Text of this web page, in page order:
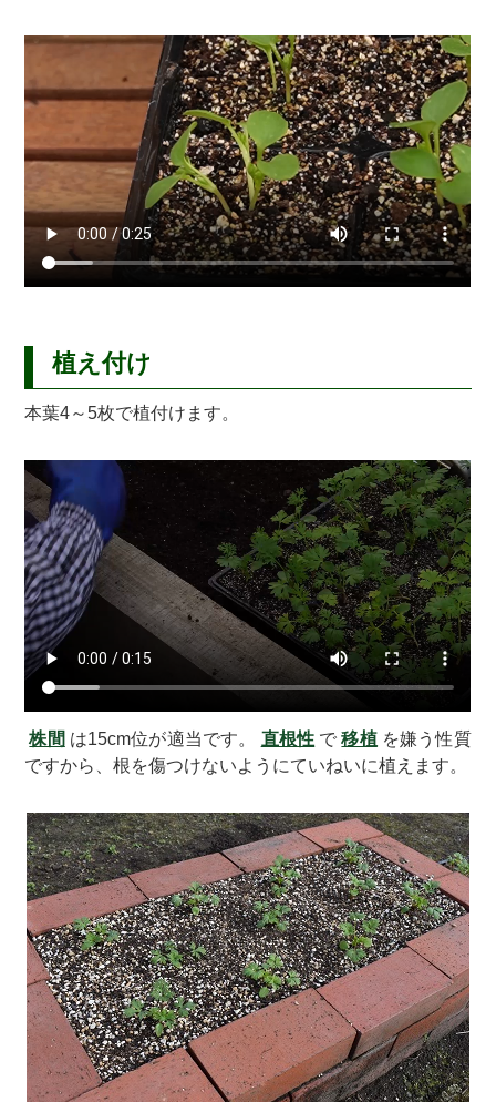
植え付け
本葉4～5枚で植付けます。
株間 は15cm位が適当です。 直根性 で 移植 を嫌う性質
ですから、根を傷つけないようにていねいに植えます。